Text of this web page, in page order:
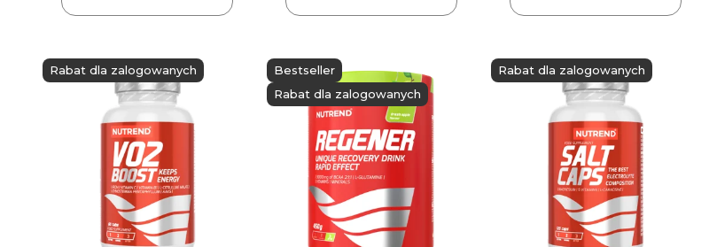
Rabat dla zalogowanych
Bestseller
Rabat dla zalogowanych
Rabat dla zalogowanych